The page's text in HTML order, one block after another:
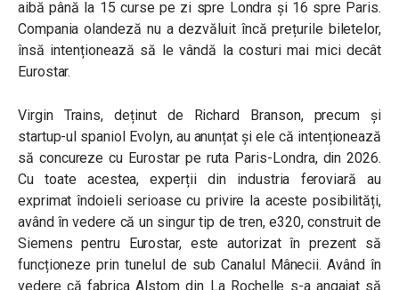
aibă până la 15 curse pe zi spre Londra și 16 spre Paris.
Compania olandeză nu a dezvăluit încă prețurile biletelor,
însă intenționează să le vândă la costuri mai mici decât
Eurostar.
Virgin Trains, deținut de Richard Branson, precum și
startup-ul spaniol Evolyn, au anunțat și ele că intenționează
să concureze cu Eurostar pe ruta Paris-Londra, din 2026.
Cu toate acestea, experții din industria feroviară au
exprimat îndoieli serioase cu privire la aceste posibilități,
având în vedere că un singur tip de tren, e320, construit de
Siemens pentru Eurostar, este autorizat în prezent să
funcționeze prin tunelul de sub Canalul Mânecii. Având în
vedere că fabrica Alstom din La Rochelle s-a angajat să